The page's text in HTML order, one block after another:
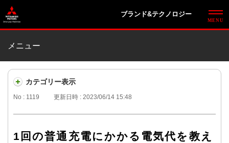
ブランド&テクノロジー
メニュー
カテゴリー表示
No : 1119 更新日時 : 2023/06/14 15:48
1回の普通充電にかかる電気代を教え